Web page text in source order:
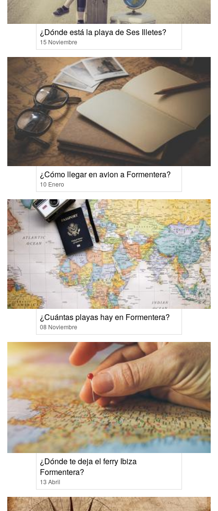
¿Dónde está la playa de Ses Illetes?
15 Noviembre
¿Cómo llegar en avion a Formentera?
10 Enero
¿Cuántas playas hay en Formentera?
08 Noviembre
¿Dónde te deja el ferry Ibiza
Formentera?
13 Abril